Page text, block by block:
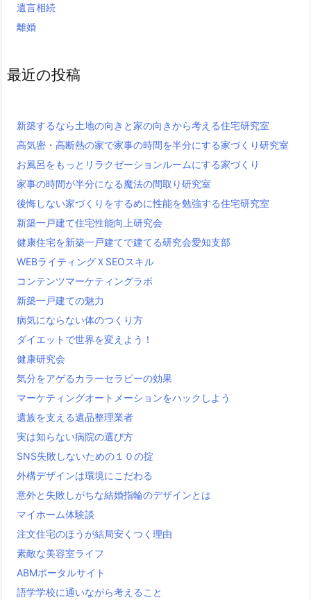
遺言相続
離婚
最近の投稿
新築するなら土地の向きと家の向きから考える住宅研究室
高気密・高断熱の家で家事の時間を半分にする家づくり研究室
お風呂をもっとリラクゼーションルームにする家づくり
家事の時間が半分になる魔法の間取り研究室
後悔しない家づくりをするめに性能を勉強する住宅研究室
新築一戸建て住宅性能向上研究会
健康住宅を新築一戸建てで建てる研究会愛知支部
WEBライティングＸSEOスキル
コンテンツマーケティングラボ
新築一戸建ての魅力
病気にならない体のつくり方
ダイエットで世界を変えよう！
健康研究会
気分をアゲるカラーセラピーの効果
マーケティングオートメーションをハックしよう
遺族を支える遺品整理業者
実は知らない病院の選び方
SNS失敗しないための１０の掟
外構デザインは環境にこだわる
意外と失敗しがちな結婚指輪のデザインとは
マイホーム体験談
注文住宅のほうが結局安くつく理由
素敵な美容室ライフ
ABMポータルサイト
語学学校に通いながら考えること